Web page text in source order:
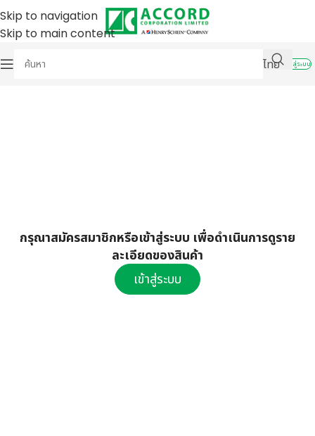
Skip to navigation
Skip to main content
ไทย
เข้าสู่ระบบ
กรุณาสมัครสมาชิกหรือเข้าสู่ระบบ เพื่อดำเนินการดูราย
ละเอียดของสินค้า
เข้าสู่ระบบ